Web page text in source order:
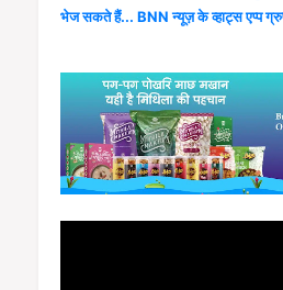
भेज सकते हैं... BNN न्यूज़ के व्हाट्स एप्प